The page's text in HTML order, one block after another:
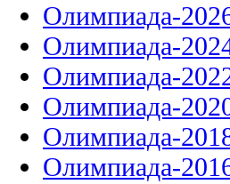
Олимпиада-
Олимпиада-
Олимпиада-
Олимпиада-
Олимпиада-
Олимпиада-